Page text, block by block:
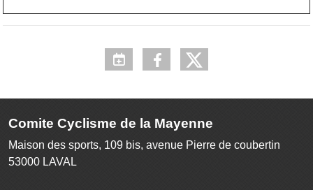
Comite Cyclisme de la Mayenne
Maison des sports, 109 bis, avenue Pierre de coubertin
53000 LAVAL